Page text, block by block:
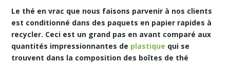
Le thé en vrac que nous faisons parvenir à nos clients
est conditionné dans des paquets en papier rapides à
recycler. Ceci est un grand pas en avant comparé aux
quantités impressionnantes de plastique qui se
trouvent dans la composition des boîtes de thé